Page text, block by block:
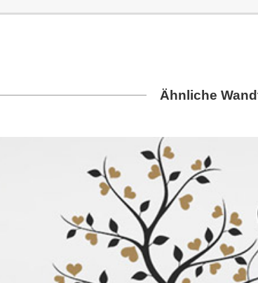
Ähnliche